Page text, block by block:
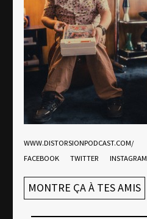
WWW.DISTORSIONPODCAST.COM/
FACEBOOK
TWITTER INSTAGRAM
MONTRE ÇA À TES AMIS